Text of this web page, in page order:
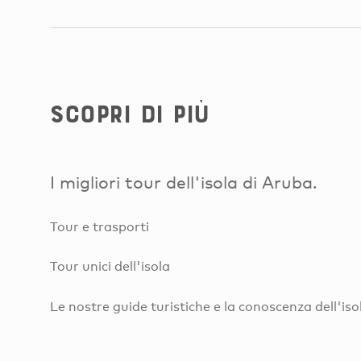
Scopri di più
I migliori tour dell'isola di Aruba.
Tour e trasporti
Tour unici dell'isola
Le nostre guide turistiche e la conoscenza